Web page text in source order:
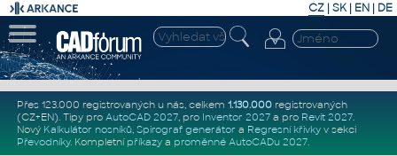
CZ | SK| EN | DE
Přes 123.000 registrovaných u nás, celkem 1.130.000registrovaných
(CZ+EN). Tipy pro AutoCAD 2027, pro Inventor 2027a pro Revit 2027.
Nový Kalkulátor nosníků, Spirograf generátor a Regresní křivkyv sekci
Převodníky. Kompletní příkazya proměnné AutoCADu 2027.